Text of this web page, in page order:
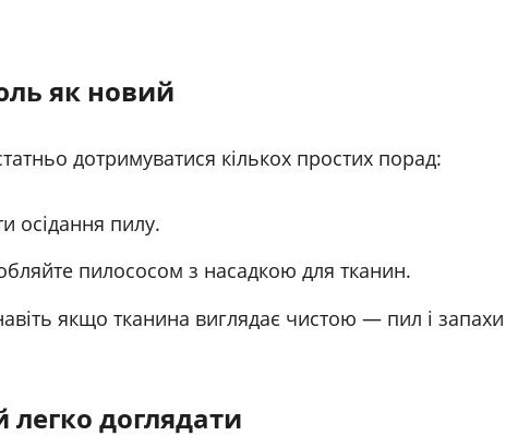
як новий
дотримуватися кількох простих порад:
осідання пилу.
пилососом з насадкою для тканин.
якщо тканина виглядає чистою — пил і запахи
доглядати